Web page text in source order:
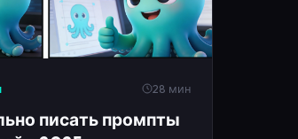
28 мин
писать промпты